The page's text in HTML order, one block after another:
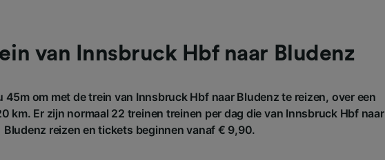
van Innsbruck Hbf naar Bludenz
45m om met de trein van Innsbruck Hbf naar Bludenz te reizen, over een
km. Er zijn normaal 22 treinen treinen per dag die van Innsbruck Hbf naar
Bludenz reizen en tickets beginnen vanaf € 9,90.